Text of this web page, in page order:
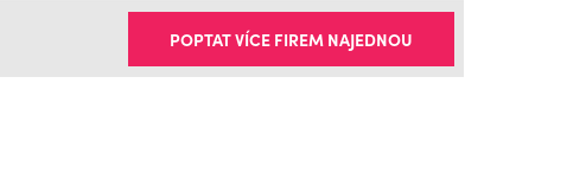
POPTAT VÍCE FIREM NAJEDNOU